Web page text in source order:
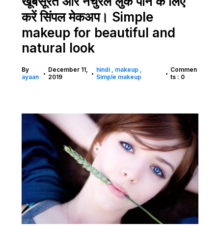
करें सिंपल मेकअप। Simple
makeup for beautiful and
natural look
By
ayaan
• December 11,
2019
• hindi
makeup
Simple makeup
• Commen
ts : 0